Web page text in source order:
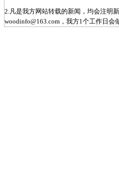
2.凡是我方网站转载的新闻，均会注明
woodinfo@163.com，我方1个工作日会